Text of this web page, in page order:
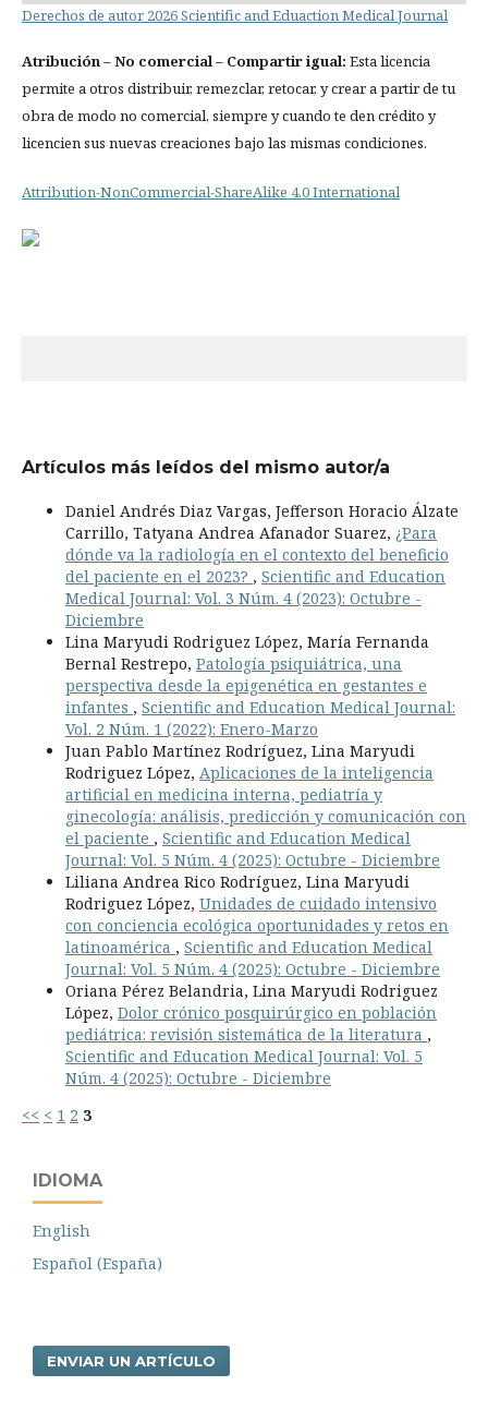
Derechos de autor 2026 Scientific and Eduaction Medical Journal
Atribución– No comercial – Compartir igual: Esta licencia
permite a otros distribuir, remezclar, retocar, y crear a partir de tu
obra de modo no comercial, siempre y cuando te den crédito y
licencien sus nuevas creaciones bajo las mismas condiciones.
Attribution-NonCommercial-ShareAlike 4.0 International
Artículos más leídos del mismo autor/a
Daniel Andrés Diaz Vargas, Jefferson Horacio Álzate
Carrillo, Tatyana Andrea Afanador Suarez, ¿Para
dónde va la radiología en el contexto del beneficio
del paciente en el 2023? , Scientific and Education
Medical Journal: Vol. 3 Núm. 4 (2023): Octubre -
Diciembre
Lina Maryudi Rodriguez López, María Fernanda
Bernal Restrepo, Patología psiquiátrica, una
perspectiva desde la epigenética en gestantes e
infantes , Scientific and Education Medical Journal:
Vol. 2 Núm. 1 (2022): Enero-Marzo
Juan Pablo Martínez Rodríguez, Lina Maryudi
Rodriguez López, Aplicaciones de la inteligencia
artificial en medicina interna, pediatría y
ginecología: análisis, predicción y comunicación con
el paciente , Scientific and Education Medical
Journal: Vol. 5 Núm. 4 (2025): Octubre - Diciembre
Liliana Andrea Rico Rodríguez, Lina Maryudi
Rodriguez López, Unidades de cuidado intensivo
con conciencia ecológica oportunidades y retos en
latinoamérica , Scientific and Education Medical
Journal: Vol. 5 Núm. 4 (2025): Octubre - Diciembre
Oriana Pérez Belandria, Lina Maryudi Rodriguez
López, Dolor crónico posquirúrgico en población
pediátrica: revisión sistemática de la literatura ,
Scientific and Education Medical Journal: Vol. 5
Núm. 4 (2025): Octubre - Diciembre
<< < 1 2 3
IDIOMA
English
Español (España)
ENVIAR UN ARTÍCULO